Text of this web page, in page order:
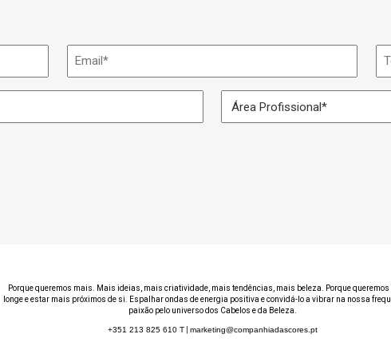
Email
Área
Profissional
Porque queremos mais. Mais ideias, mais criatividade, mais tendências, mais beleza. Porque
longe e estar mais próximos de si. Espalhar ondas de energia positiva e convidá-lo a vibrar na nossa
paixão pelo universo dos Cabelos e da Beleza.
+351 213 825 610 T| marketing@companhiadascores.pt